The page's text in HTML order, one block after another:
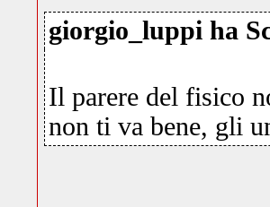
giorgio_luppi ha
Il parere del fisico
non ti va bene, gli